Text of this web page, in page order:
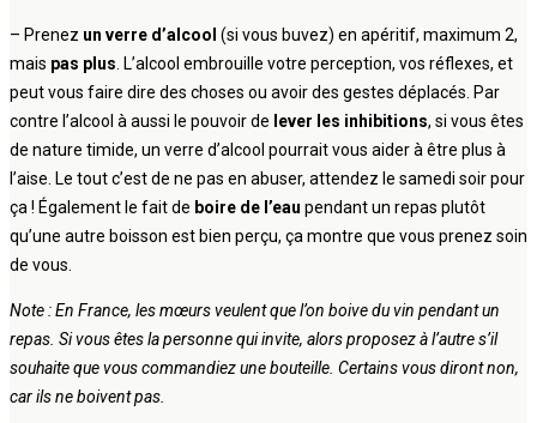
– Prenez un verre d’alcool (si vous buvez) en apéritif, maximum 2,
mais pas plus . L’alcool embrouille votre perception, vos réflexes, et
peut vous faire dire des choses ou avoir des gestes déplacés. Par
contre l’alcool à aussi le pouvoir de lever les inhibitions, si vous êtes
de nature timide, un verre d’alcool pourrait vous aider à être plus à
l’aise. Le tout c’est de ne pas en abuser, attendez le samedi soir pour
ça ! Également le fait de boire de l’eau pendant un repas plutôt
qu’une autre boisson est bien perçu, ça montre que vous prenez soin
de vous.
Note : En France, les mœurs veulent que l’on boive du vin pendant un
repas. Si vous êtes la personne qui invite, alors proposez à l’autre s’il
souhaite que vous commandiez une bouteille. Certains vous diront non,
car ils ne boivent pas.